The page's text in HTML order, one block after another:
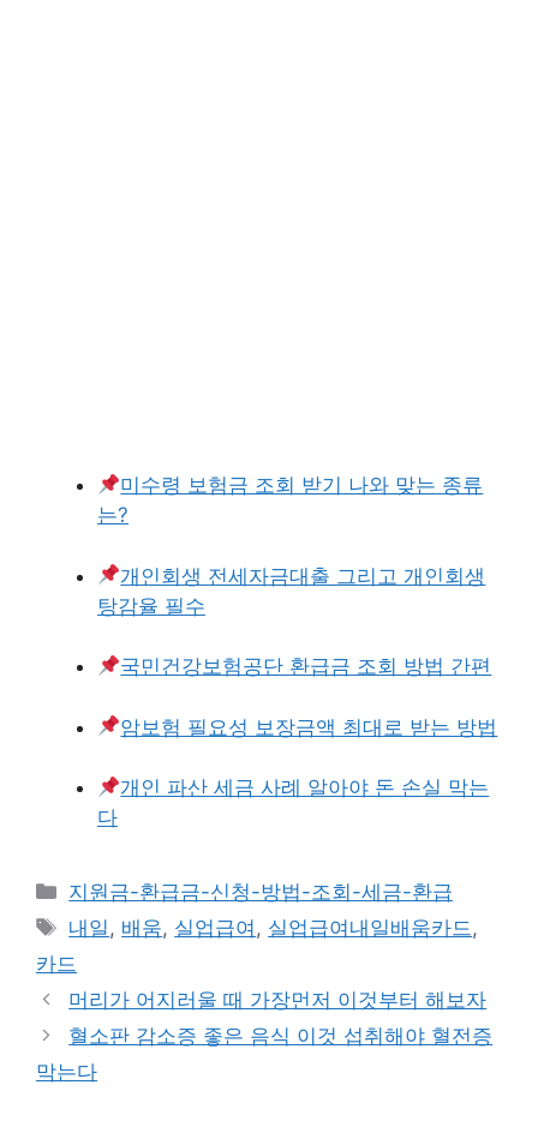
미수령 보험금 조회 받기 나와 맞는 종류
는?
개인회생 전세자금대출 그리고 개인회생
탕감율 필수
국민건강보험공단 환급금 조회 방법 간편
암보험 필요성 보장금액 최대로 받는 방법
개인 파산 세금 사례 알아야 돈 손실 막는
다
카
테
리
지원금-환급금-신청-방법-조회-세금-환급
태
그
내일, 배움, 실업급여 , 실업급여내일배움카드,
카드
머리가 어지러울 때 가장먼저 이것부터 해보자
혈소판 감소증 좋은 음식 이것 섭취해야 혈전증
막는다